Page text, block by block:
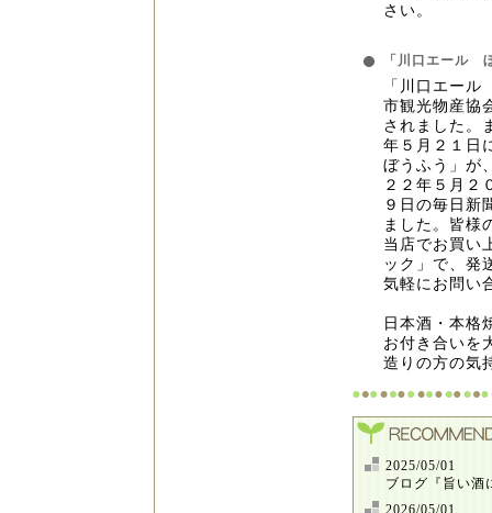
さい。
「川口エール
「川口エー
市観光物産協
されました。
年５月２１
ぼうふう」が
２２年５月２
９日の毎日新
ました。皆様
当店でお買い
ック」で、発
気軽にお問い
日本酒・本格
お付き合いを
造りの方の気
2025/05/01
ブログ『旨い酒
2026/05/01